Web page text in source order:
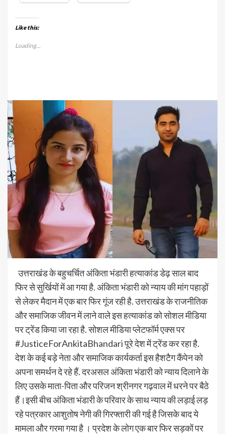
Like this:
Loading...
उत्तराखंड के बहुचर्चित अंकिता भंडारी हत्याकांड डेढ़ साल बाद
फिर से सुर्खियों में आ गया है. अंकिता भंडारी को न्याय की मांग पहाड़ों
से लेकर मैदान में एक बार फिर गूंज रही है. उत्तराखंड के राजनीतिक
और समाजिक जीवन में लाने वाले इस हत्याकांड को सोशल मीडिया
पर ट्रेंड किया जा रहा है. सोशल मीडिया प्लेटफॉर्म एक्स पर
#JusticeForAnkitaBhandari पूरे देश में ट्रेंड कर रहा है.
देश के कई बड़े नेता और समाजिक कार्यकर्ता इस हैशटैग कैंपेन को
अपना समर्थन दे रहे हैं. दरअसल अंकिता भंडारी को न्याय दिलाने के
लिए उसके माता-पिता और परिजन श्रीनगर गढ़वाल में धरने पर बैठे
हैं।इसी बीच अंकिता भंडारी के परिवार के साथ न्याय की लड़ाई लड़
रहे पत्रकार आशुतोष नेगी की गिरफ्तारी की गई है जिसके बाद ये
मामला और गरमा गया है । प्रदेश के लोग एक बार फिर सड़कों पर